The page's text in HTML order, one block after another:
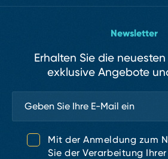
Newsletter
Erhalten Sie die
exklusive Angebote
Mit der Anmeldung zum
Sie der Verarbeitung Ihrer